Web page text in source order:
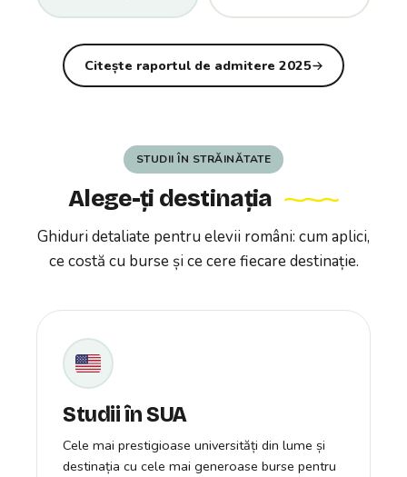
Citește raportul de admitere 2025
STUDII ÎN STRĂINĂTATE
Alege-ți destinația
Ghiduri detaliate pentru elevii români: cum aplici,
ce costă cu burse și ce cere fiecare destinație.
Studii în SUA
Cele mai prestigioase universități din lume și
destinația cu cele mai generoase burse pentru